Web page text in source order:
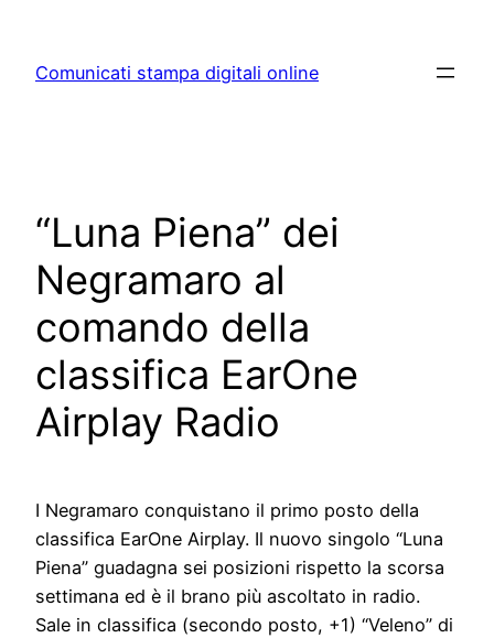
content
Comunicati stampa digitali online
“Luna Piena” dei
Negramaro al
comando della
classifica EarOne
Airplay Radio
I Negramaro conquistano il primo posto della
classifica EarOne Airplay. Il nuovo singolo “Luna
Piena” guadagna sei posizioni rispetto la scorsa
settimana ed è il brano più ascoltato in radio.
Sale in classifica (secondo posto, +1) “Veleno” di